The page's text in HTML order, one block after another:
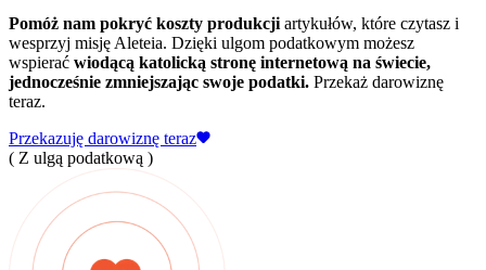
Pomóż nam pokryć koszty produkcji artykułów, które czytasz i
wesprzyj misję Aleteia. Dzięki ulgom podatkowym możesz
wspierać wiodącą katolicką stronę internetową na świecie,
jednocześnie zmniejszając swoje podatki. Przekaż darowiznę
teraz.
Przekazuję darowiznę teraz
( Z ulgą podatkową )